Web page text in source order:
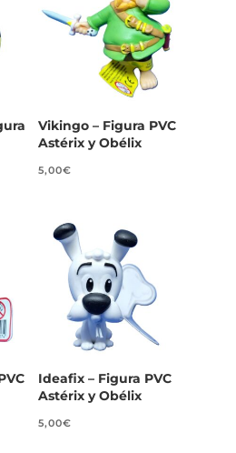
Vikingo – Figura PVC
Astérix y Obélix
5,00€
Ideafix – Figura PVC
Astérix y Obélix
5,00€